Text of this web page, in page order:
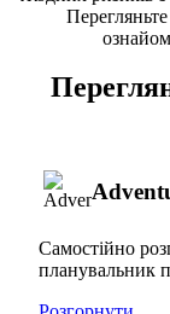
Самостійно
планувальник